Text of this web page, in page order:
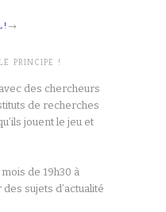
! →
PRINCIPE !
des chercheurs
de recherches
jouent le jeu et
de 19h30 à
sujets d’actualité